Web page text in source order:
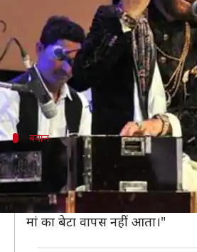
क्या है खबर?
उत्तर-पश्चिम दिल्ली से भारतीय
कही।
JNU में हुए एक कार्यक्रम में
बयान
"कश्मीर अब वाकई जन्नत
'एक शाम शहीदों के नाम' कार्यक्रम
अब दुआ करो कि सब लोग अमन और
मां का बेटा वापस नहीं आता।"